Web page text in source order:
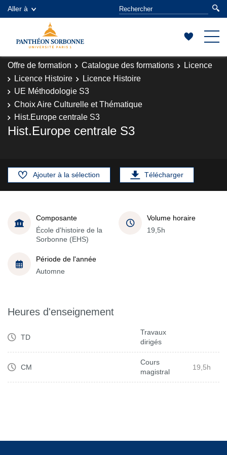
Aller à
Offre de formation Catalogue des formations
Licence
Licence Histoire
Licence Histoire
UE Méthodologie S3
Choix Aire Culturelle et Thématique
Hist.Europe centrale S3
Hist.Europe centrale S3
Ajouter à la sélection Télécharger
Composante
École d'histoire de la
Sorbonne (EHS)
Volume horaire
19,5h
Période de l'année
Automne
Heures d'enseignement
TD
Travaux
dirigés
CM
Cours
magistral
19,5h